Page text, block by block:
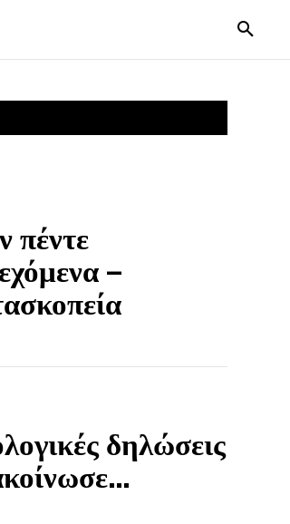
πέντε
–
δηλώσεις